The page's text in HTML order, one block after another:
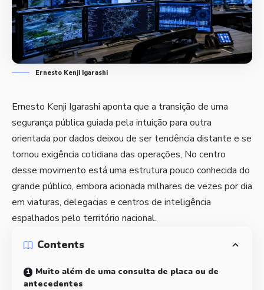
Ernesto Kenji Igarashi
Ernesto Kenji Igarashi aponta que a transição de uma
segurança pública guiada pela intuição para outra
orientada por dados deixou de ser tendência distante e se
tornou exigência cotidiana das operações, No centro
desse movimento está uma estrutura pouco conhecida do
grande público, embora acionada milhares de vezes por dia
em viaturas, delegacias e centros de inteligência
espalhados pelo território nacional.
Contents
Muito além de uma consulta de placa ou de
antecedentes